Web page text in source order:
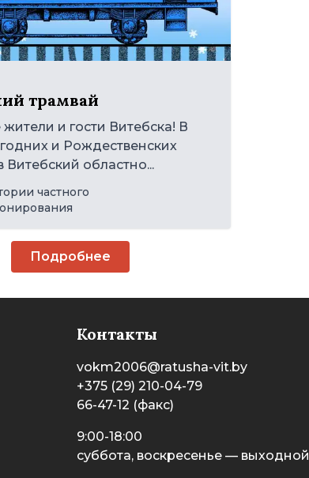
трамвай
и гости Витебска! В
и Рождественских
Витебский областно...
частного
Подробнее
Контакты
vokm2006@ratusha-vit.by
+375 (29) 210-04-79
66-47-12 (факс)
9:00-18:00
суббота, воскресенье — выходной